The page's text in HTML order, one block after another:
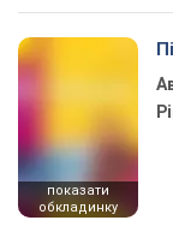
показати
обкладинку